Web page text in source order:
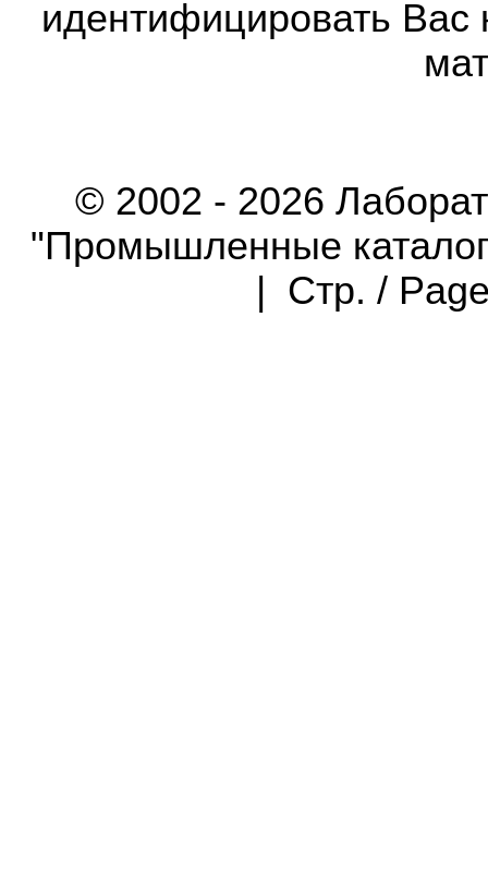
идентифицировать Вас
© 2002 - 2026
"Промышленные
| Стр. /